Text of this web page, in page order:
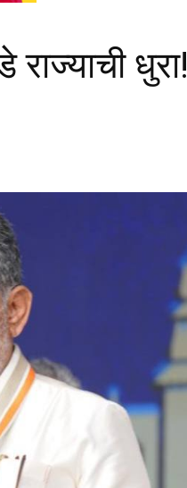
धुरा!